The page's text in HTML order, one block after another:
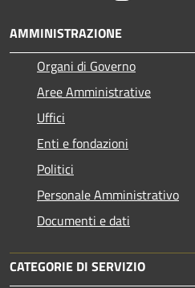
AMMINISTRAZIONE
Organi di Governo
Aree Amministrative
Uffici
Enti e fondazioni
Politici
Personale Amministrativo
Documenti e dati
CATEGORIE DI SERVIZIO